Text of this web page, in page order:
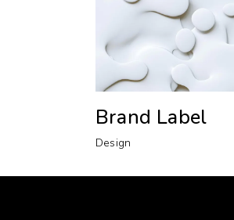
Brand Label
Design